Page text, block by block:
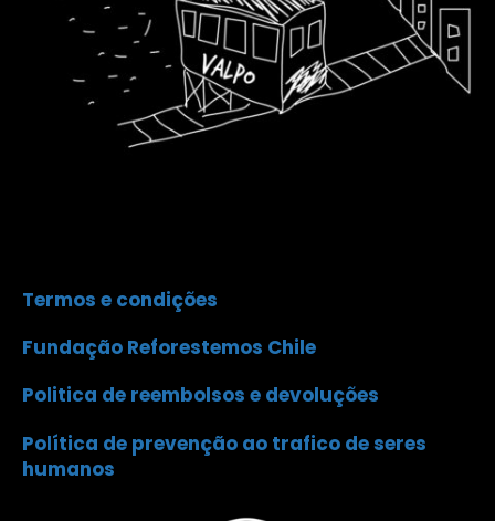
Termos e condições
Fundação Reforestemos Chile
Politica de reembolsos e devoluções
Política de prevenção ao trafico de seres
humanos